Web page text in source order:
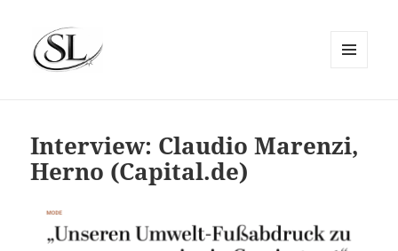
Interview: Claudio Marenzi,
Herno (Capital.de)